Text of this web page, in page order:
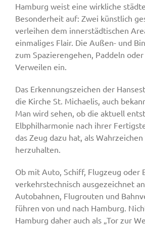
Hamburg weist eine wirkliche
Besonderheit auf: Zwei künstlich
verleihen dem innerstädtischen
einmaliges Flair. Die Außen- und
zum Spazierengehen, Paddeln
Verweilen ein.
Das Erkennungszeichen der
die Kirche St. Michaelis, auch
Man wird sehen, ob die aktuell
Elbphilharmonie nach ihrer
das Zeug dazu hat, als
herzuhalten.
Ob mit Auto, Schiff, Flugzeug oder
verkehrstechnisch ausgezeichnet
Autobahnen, Flugrouten und
führen von und nach Hamburg.
Hamburg daher auch als „Tor zur